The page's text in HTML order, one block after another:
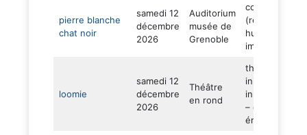
pierre blanche
chat noir
samedi 12
décembre
2026
Auditorium
musée de
Grenoble
conte musical
(récit insolite
humour –
imaginaire)
loomie
samedi 12
décembre
2026
Théâtre
en rond
théâtre (conte
initiatique –
innovation –
– émotion –